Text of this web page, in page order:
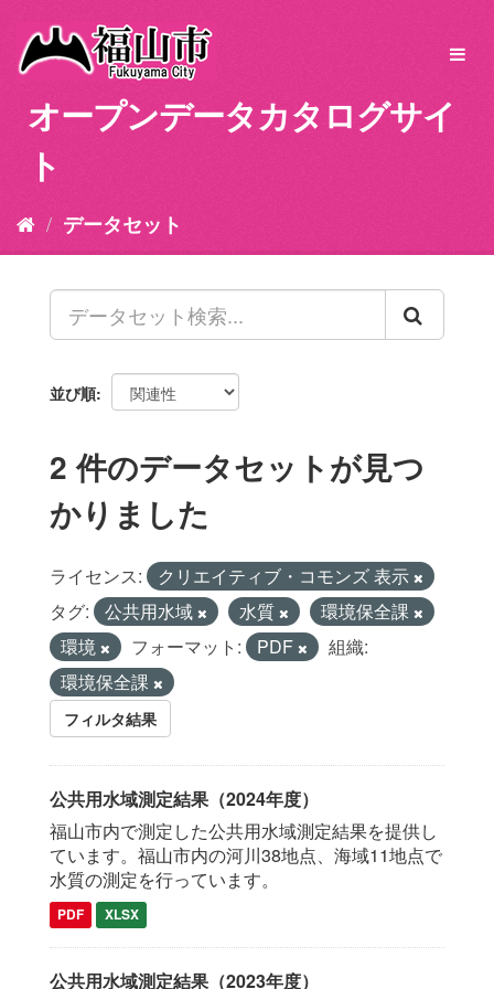
オープンデータカタログサイ
ト
データセット
並び順
2 件のデータセットが見つ
かりました
ライセンス:
クリエイティブ・コモンズ 表示
タグ:
公共用水域 水質
環境保全課
環境
フォーマット: PDF
組織:
環境保全課
フィルタ結果
公共用水域測定結果（2024年度）
福山市内で測定した公共用水域測定結果を提供し
ています。福山市内の河川38地点、海域11地点で
水質の測定を行っています。
PDF XLSX
公共用水域測定結果（2023年度）